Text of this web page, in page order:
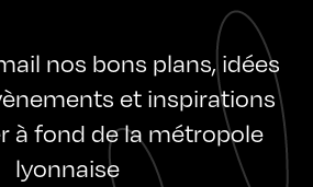
nos bons plans, idées
et inspirations
à fond de la métropole
lyonnaise